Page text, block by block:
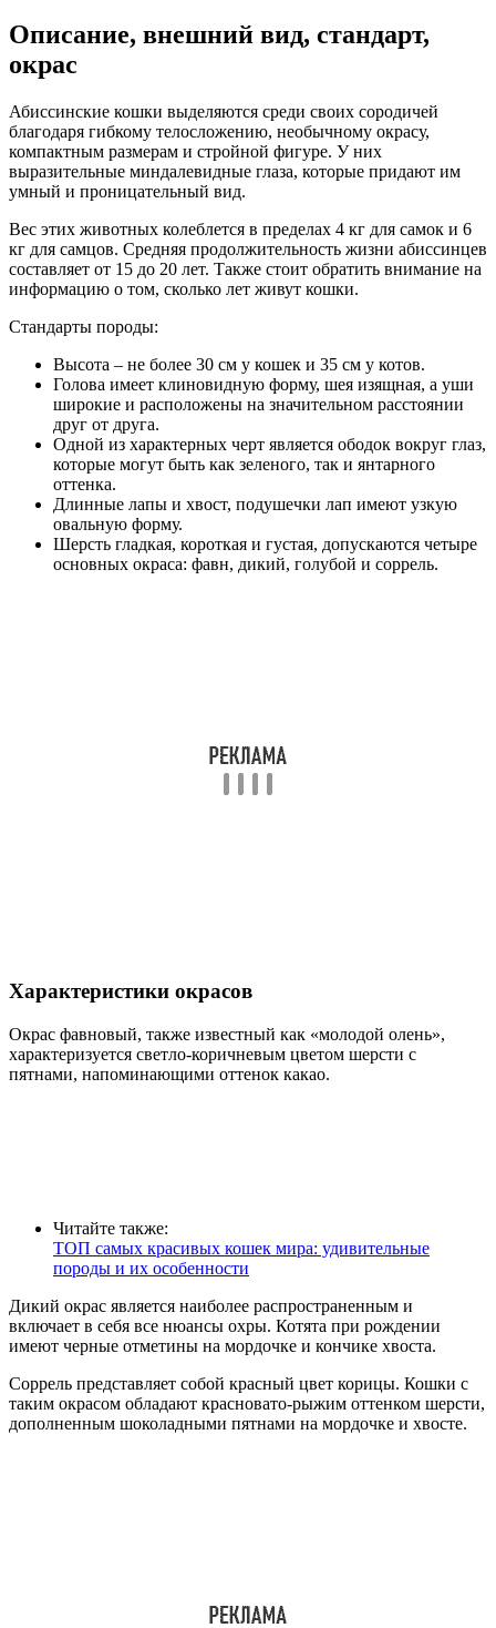
Описание, внешний вид, стандарт,
окрас
Абиссинские кошки выделяются среди своих сородичей
благодаря гибкому телосложению, необычному окрасу,
компактным размерам и стройной фигуре. У них
выразительные миндалевидные глаза, которые придают им
умный и проницательный вид.
Вес этих животных колеблется в пределах 4 кг для самок и 6
кг для самцов. Средняя продолжительность жизни абиссинцев
составляет от 15 до 20 лет. Также стоит обратить внимание на
информацию о том, сколько лет живут кошки.
Стандарты породы:
Высота – не более 30 см у кошек и 35 см у котов.
Голова имеет клиновидную форму, шея изящная, а уши
широкие и расположены на значительном расстоянии
друг от друга.
Одной из характерных черт является ободок вокруг глаз,
которые могут быть как зеленого, так и янтарного
оттенка.
Длинные лапы и хвост, подушечки лап имеют узкую
овальную форму.
Шерсть гладкая, короткая и густая, допускаются четыре
основных окраса: фавн, дикий, голубой и соррель.
Характеристики окрасов
Окрас фавновый, также известный как «молодой олень»,
характеризуется светло-коричневым цветом шерсти с
пятнами, напоминающими оттенок какао.
Читайте также:
ТОП самых красивых кошек мира: удивительные
породы и их особенности
Дикий окрас является наиболее распространенным и
включает в себя все нюансы охры. Котята при рождении
имеют черные отметины на мордочке и кончике хвоста.
Соррель представляет собой красный цвет корицы. Кошки с
таким окрасом обладают красновато-рыжим оттенком шерсти,
дополненным шоколадными пятнами на мордочке и хвосте.